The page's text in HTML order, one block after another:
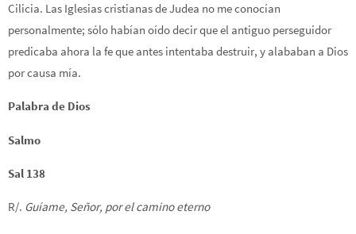
Cilicia. Las Iglesias cristianas de Judea no me conocían
personalmente; sólo habían oído decir que el antiguo perseguidor
predicaba ahora la fe que antes intentaba destruir, y alababan a Dios
por causa mía.
Palabra de Dios
Salmo
Sal 138
R/. Guíame, Señor, por el camino eterno